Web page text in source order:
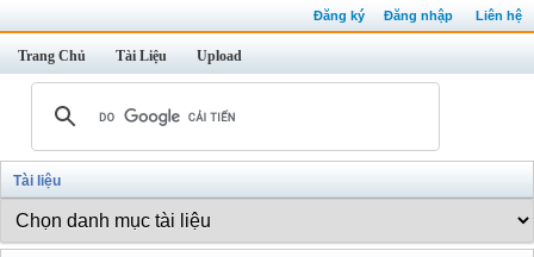
Đăng ký Đăng nhập Liên hệ
Trang Chủ Tài Liệu Upload
Tài liệu